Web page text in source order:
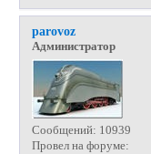
parovoz
Администратор
Сообщений: 10939
Провел на форуме: